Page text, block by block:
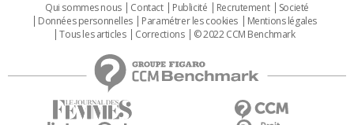
Qui sommes nous Contact Publicité Recrutement
Societé
Données personnelles
Paramétrer les cookies
Mentions légales
Tous les articles
Corrections © 2022 CCM Benchmark